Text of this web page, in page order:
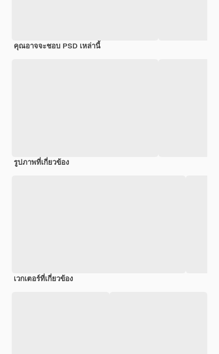
คุณอาจจะชอบ PSD เหล่านี้
รูปภาพที่เกี่ยวข้อง
เวกเตอร์ที่เกี่ยวข้อง